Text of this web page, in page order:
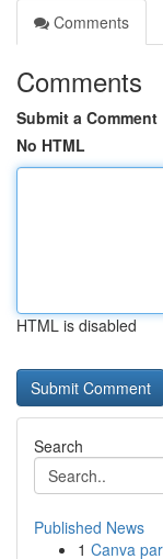
Comments
Comments
Submit a Comment
No HTML
HTML is disabled
Search
Published News
1 Canva